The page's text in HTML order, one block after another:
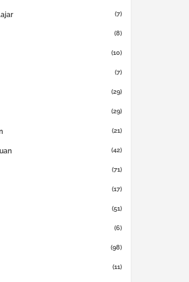
(7)
(8)
(10)
(7)
(29)
(29)
(21)
(42)
(71)
(17)
(51)
(6)
(98)
(11)